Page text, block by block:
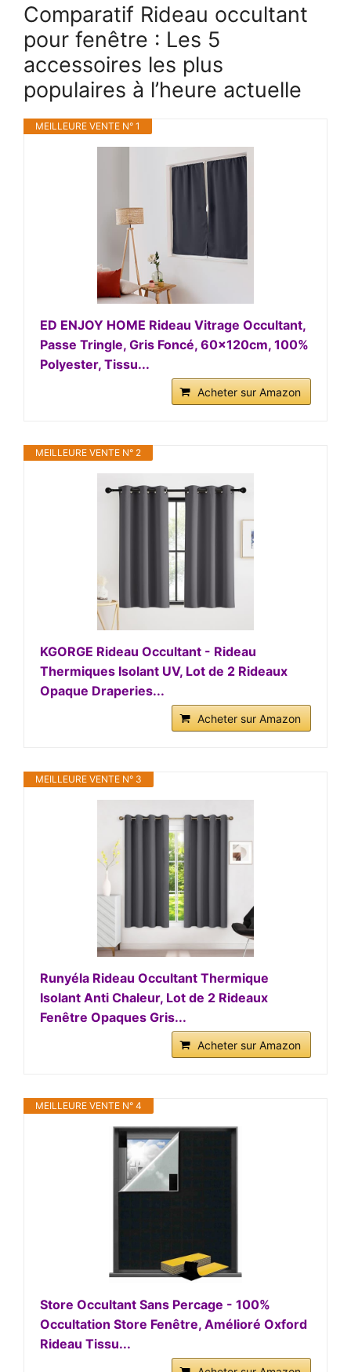
Comparatif Rideau occultant
pour fenêtre : Les 5
accessoires les plus
populaires à l’heure actuelle
MEILLEURE VENTE N° 1
ED ENJOY HOME Rideau Vitrage Occultant,
Passe Tringle, Gris Foncé, 60x120cm, 100%
Polyester, Tissu...
Acheter sur Amazon
MEILLEURE VENTE N° 2
KGORGE Rideau Occultant - Rideau
Thermiques Isolant UV, Lot de 2 Rideaux
Opaque Draperies...
Acheter sur Amazon
MEILLEURE VENTE N° 3
Runyéla Rideau Occultant Thermique
Isolant Anti Chaleur, Lot de 2 Rideaux
Fenêtre Opaques Gris...
Acheter sur Amazon
MEILLEURE VENTE N° 4
Store Occultant Sans Percage - 100%
Occultation Store Fenêtre, Amélioré Oxford
Rideau Tissu...